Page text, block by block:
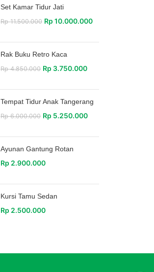
Set Kamar Tidur Jati
Rp11.500.000 Rp 10.000.000
Rak Buku Retro Kaca
Rp4.850.000 Rp 3.750.000
Tempat Tidur Anak Tangerang
Rp6.000.000 Rp 5.250.000
Ayunan Gantung Rotan
Rp 2.900.000
Kursi Tamu Sedan
Rp 2.500.000